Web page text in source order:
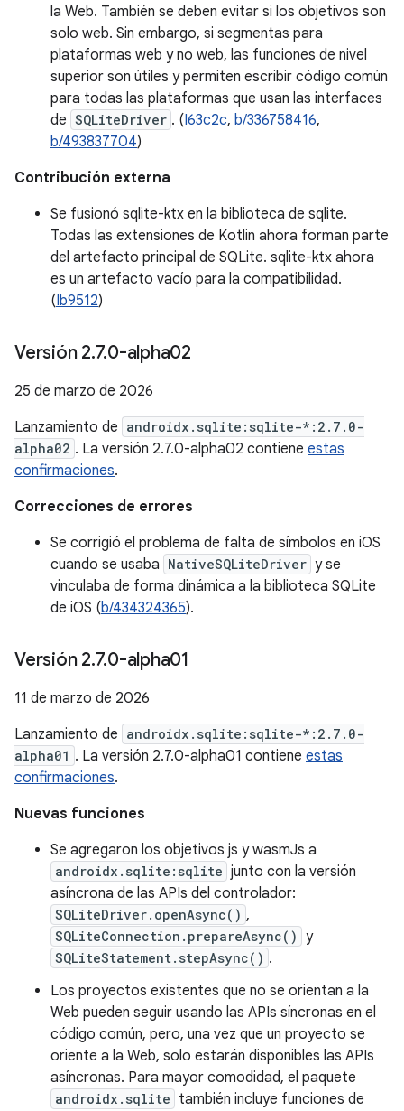
la Web. También se deben evitar si los objetivos son
solo web. Sin embargo, si segmentas para
plataformas web y no web, las funciones de nivel
superior son útiles y permiten escribir código común
para todas las plataformas que usan las interfaces
de SQLiteDriver . (I63c2c, b/336758416,
b/493837704)
Contribución externa
Se fusionó sqlite-ktx en la biblioteca de sqlite.
Todas las extensiones de Kotlin ahora forman parte
del artefacto principal de SQLite. sqlite-ktx ahora
es un artefacto vacío para la compatibilidad.
(Ib9512)
Versión 2.7.0-alpha02
25 de marzo de 2026
Lanzamiento de androidx.sqlite:sqlite-*:2.7.0-
alpha02 . La versión 2.7.0-alpha02 contiene estas
confirmaciones.
Correcciones de errores
Se corrigió el problema de falta de símbolos en iOS
cuando se usaba NativeSQLiteDriver y se
vinculaba de forma dinámica a la biblioteca SQLite
de iOS (b/434324365).
Versión 2.7.0-alpha01
11 de marzo de 2026
Lanzamiento de androidx.sqlite:sqlite-*:2.7.0-
alpha01 . La versión 2.7.0-alpha01 contiene estas
confirmaciones.
Nuevas funciones
Se agregaron los objetivos js y wasmJs a
androidx.sqlite:sqlite junto con la versión
asíncrona de las APIs del controlador:
SQLiteDriver.openAsync() ,
SQLiteConnection.prepareAsync() y
SQLiteStatement.stepAsync() .
Los proyectos existentes que no se orientan a la
Web pueden seguir usando las APIs síncronas en el
código común, pero, una vez que un proyecto se
oriente a la Web, solo estarán disponibles las APIs
asíncronas. Para mayor comodidad, el paquete
androidx.sqlite también incluye funciones de